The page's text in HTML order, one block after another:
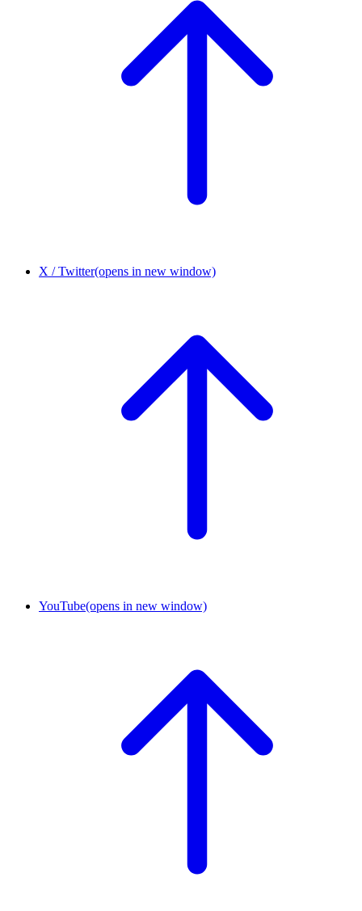
X / Twitter(opens in new window)
YouTube(opens in new window)